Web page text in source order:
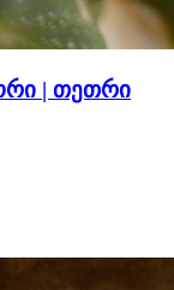
| თეთრი